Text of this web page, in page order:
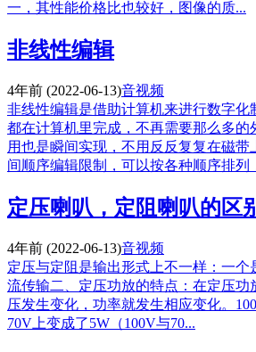
一，其性能价格比也较好，图像的质...
非线性编辑
4年前 (2022-06-13)音视频
非线性编辑是借助计算机来进行数字化
都在计算机里完成，不再需要那么多的
用也是瞬间实现，不用反反复复在磁
间顺序编辑限制，可以按各种顺序排列
定压喇叭，定阻喇叭的区
4年前 (2022-06-13)音视频
定压与定阻是输出形式上不一样：一个
流传输二、定压功放的特点：在定压功
压发生变化，功率就发生相应变化。
70V上变成了5W（100V与70...